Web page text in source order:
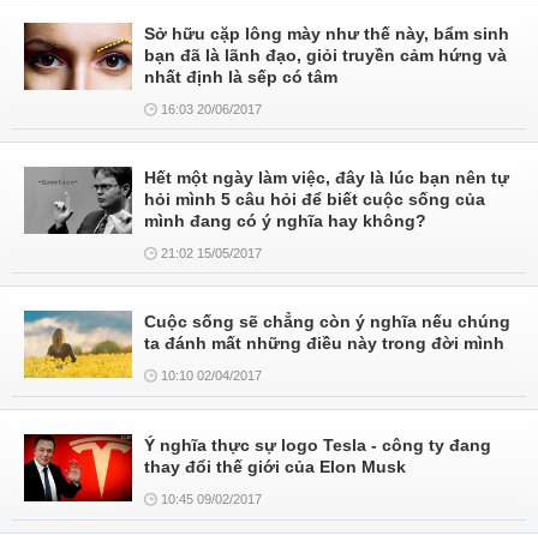
Sở hữu cặp lông mày như thế này, bẩm sinh
bạn đã là lãnh đạo, giỏi truyền cảm hứng và
nhất định là sếp có tâm
16:03 20/06/2017
Hết một ngày làm việc, đây là lúc bạn nên tự
hỏi mình 5 câu hỏi để biết cuộc sống của
mình đang có ý nghĩa hay không?
21:02 15/05/2017
Cuộc sống sẽ chẳng còn ý nghĩa nếu chúng
ta đánh mất những điều này trong đời mình
10:10 02/04/2017
Ý nghĩa thực sự logo Tesla - công ty đang
thay đổi thế giới của Elon Musk
10:45 09/02/2017